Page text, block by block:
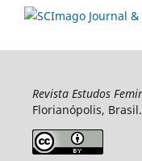
Revista Estudos
Florianópolis, Brasil.